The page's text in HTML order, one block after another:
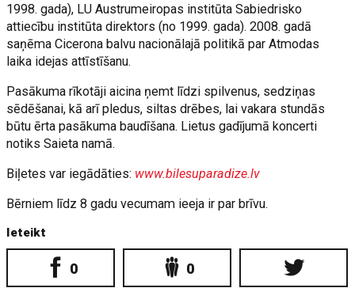
1998. gada), LU Austrumeiropas institūta Sabiedrisko
attiecību institūta direktors (no 1999. gada). 2008. gadā
saņēma Cicerona balvu nacionālajā politikā par Atmodas
laika idejas attīstīšanu.
Pasākuma rīkotāji aicina ņemt līdzi spilvenus, sedziņas
sēdēšanai, kā arī pledus, siltas drēbes, lai vakara stundās
būtu ērta pasākuma baudīšana. Lietus gadījumā koncerti
notiks Saieta namā.
Biļetes var iegādāties: www.bilesuparadize.lv
Bērniem līdz 8 gadu vecumam ieeja ir par brīvu.
Ieteikt
0 0